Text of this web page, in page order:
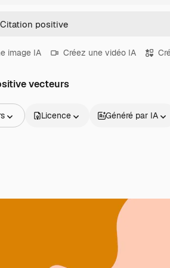
image IA Créez une vidéo IA
vecteurs
Licence Généré par IA